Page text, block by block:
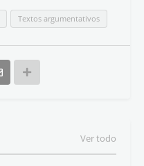
Textos argumentativos
Ver todo